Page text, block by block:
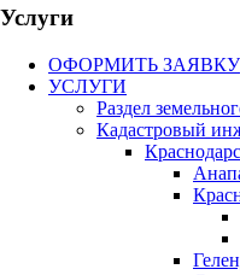
Услуги
ОФОРМИТЬ ЗАЯВКУ
УСЛУГИ
Раздел
Кадастровый